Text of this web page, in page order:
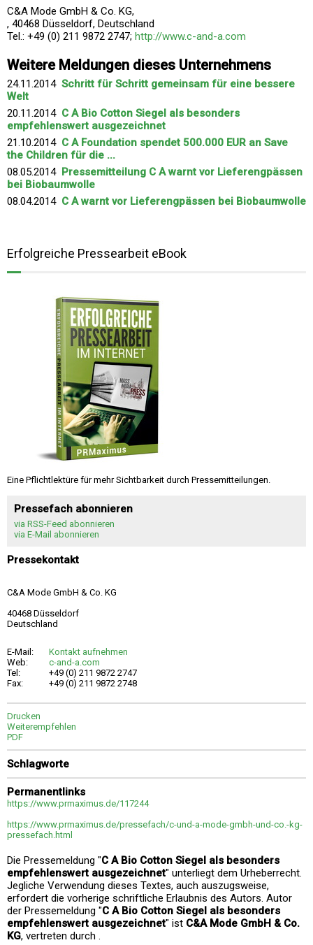
C&A Mode GmbH & Co. KG,
, 40468 Düsseldorf, Deutschland
Tel.: +49 (0) 211 9872 2747; http://www.c-and-a.com
Weitere Meldungen dieses Unternehmens
24.11.2014 Schritt für Schritt gemeinsam für eine bessere
Welt
20.11.2014 C A Bio Cotton Siegel als besonders
empfehlenswert ausgezeichnet
21.10.2014 C A Foundation spendet 500.000 EUR an Save
the Children für die ...
08.05.2014 Pressemitteilung C A warnt vor Lieferengpässen
bei Biobaumwolle
08.04.2014 C A warnt vor Lieferengpässen bei Biobaumwolle
Erfolgreiche Pressearbeit eBook
Eine Pflichtlektüre für mehr Sichtbarkeit durch Pressemitteilungen.
Pressefach abonnieren
via RSS-Feed abonnieren
via E-Mail abonnieren
Pressekontakt
C&A Mode GmbH & Co. KG
40468 Düsseldorf
Deutschland
E-Mail:
Kontakt aufnehmen
Web:
c-and-a.com
Tel:
+49 (0) 211 9872 2747
Fax:
+49 (0) 211 9872 2748
Drucken
Weiterempfehlen
PDF
Schlagworte
Permanentlinks
https://www.prmaximus.de/117244
https://www.prmaximus.de/pressefach/c-und-a-mode-gmbh-und-co.-kg-
pressefach.html
Die Pressemeldung "C A Bio Cotton Siegel als besonders
empfehlenswert ausgezeichnet" unterliegt dem Urheberrecht.
Jegliche Verwendung dieses Textes, auch auszugsweise,
erfordert die vorherige schriftliche Erlaubnis des Autors. Autor
der Pressemeldung "C A Bio Cotton Siegel als besonders
empfehlenswert ausgezeichnet" ist C&A Mode GmbH & Co.
KG, vertreten durch .